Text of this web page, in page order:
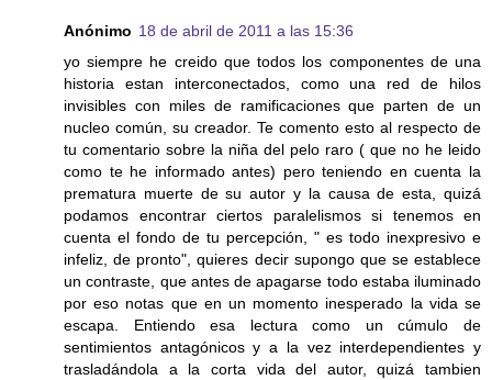
Anónimo 18 de abril de 2011 a las 15:36
yo siempre he creido que todos los componentes de una
historia estan interconectados, como una red de hilos
invisibles con miles de ramificaciones que parten de un
nucleo común, su creador. Te comento esto al respecto de
tu comentario sobre la niña del pelo raro ( que no he leido
como te he informado antes) pero teniendo en cuenta la
prematura muerte de su autor y la causa de esta, quizá
podamos encontrar ciertos paralelismos si tenemos en
cuenta el fondo de tu percepción, " es todo inexpresivo e
infeliz, de pronto", quieres decir supongo que se establece
un contraste, que antes de apagarse todo estaba iluminado
por eso notas que en un momento inesperado la vida se
escapa. Entiendo esa lectura como un cúmulo de
sentimientos antagónicos y a la vez interdependientes y
trasladándola a la corta vida del autor, quizá tambien